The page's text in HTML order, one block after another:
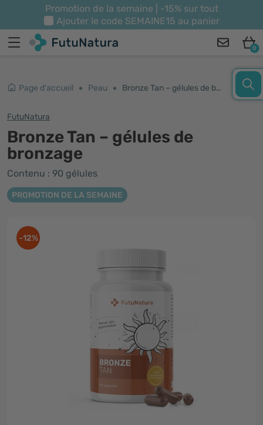
Promotion de la semaine | -15% sur tout
Ajouter le code SEMAINE15 au panier
0
Page d'accueil Peau Bronze Tan – gélules de bronzage
FutuNatura
Bronze Tan – gélules de
bronzage
Contenu : 90 gélules
PROMOTION DE LA SEMAINE
-12%